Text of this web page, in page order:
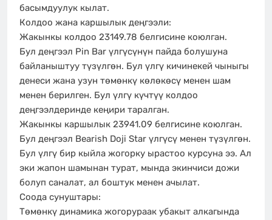
басымдуулук кылат.
Колдоо жана каршылык деңгээли:
Жакынкы колдоо 23149.78 белгисине коюлган.
Бул деңгээл Pin Bar үлгүсүнүн пайда болушуна
байланыштуу түзүлгөн. Бул үлгү кичинекей чыныгы
денеси жана узун төмөнкү көлөкөсү менен шам
менен берилген. Бул үлгү күчтүү колдоо
деңгээлдеринде кеңири таралган.
Жакынкы каршылык 23941.09 белгисине коюлган.
Бул деңгээл Bearish Doji Star үлгүсү менен түзүлгөн.
Бул үлгү бир кыйла жогорку ырастоо курсуна ээ. Ал
эки жапон шамынан турат, мында экинчиси дожи
болуп саналат, ал боштук менен ачылат.
Соода сунуштары:
Төмөнкү динамика жогорураак убакыт алкагында